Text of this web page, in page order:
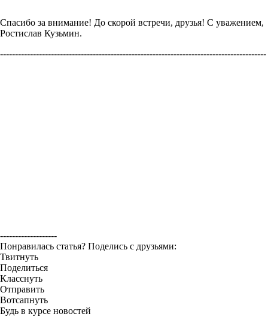
Спасибо за внимание! До скорой встречи, друзья! С уважением,
Ростислав Кузьмин.
-----------------------------------------------------------------------------------------
-------------------
Понравилась статья? Поделись с друзьями:
Твитнуть
Поделиться
Класснуть
Отправить
Вотсапнуть
Будь в курсе новостей